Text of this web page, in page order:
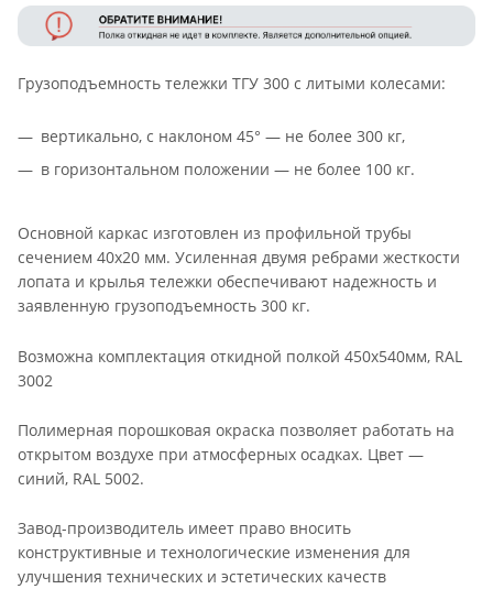
Грузоподъемность тележки ТГУ 300 с литыми колесами:
вертикально, с наклоном 45° — не более 300 кг,
в горизонтальном положении — не более 100 кг.
Основной каркас изготовлен из профильной трубы
сечением 40х20 мм. Усиленная двумя ребрами жесткости
лопата и крылья тележки обеспечивают надежность и
заявленную грузоподъемность 300 кг.
Возможна комплектация откидной полкой 450х540мм, RAL
3002
Полимерная порошковая окраска позволяет работать на
открытом воздухе при атмосферных осадках. Цвет —
синий, RAL 5002.
Завод-производитель имеет право вносить
конструктивные и технологические изменения для
улучшения технических и эстетических качеств